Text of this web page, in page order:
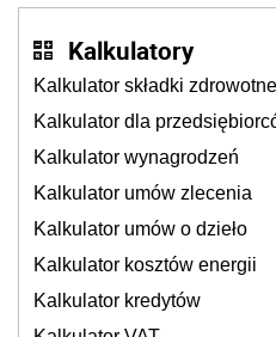
Kalkulatory
Kalkulator składki
Kalkulator dla
Kalkulator wynagrodzeń
Kalkulator umów zlecenia
Kalkulator umów o dzieło
Kalkulator kosztów energii
Kalkulator kredytów